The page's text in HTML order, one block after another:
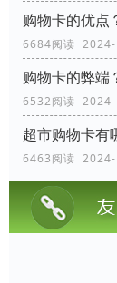
购物卡的优点
6684阅读
购物卡的弊端
6532阅读
超市购物卡有
6463阅读